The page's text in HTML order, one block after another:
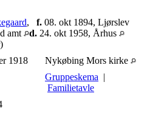
, f. 08. okt 1894, Ljørslev
amt
d. 24. okt 1958, Århus
1918
Nykøbing Mors kirke
Gruppeskema |
Familietavle